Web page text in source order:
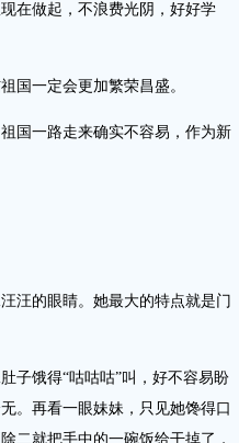
在做起，不浪费光阴，好好学
一定会更加繁荣昌盛。
一路走来确实不容易，作为新
的眼睛。她最大的特点就是门
饿得“咕咕咕”叫，好不容易盼
。再看一眼妹妹，只见她馋得口
二就把手中的一碗饭给干掉了，